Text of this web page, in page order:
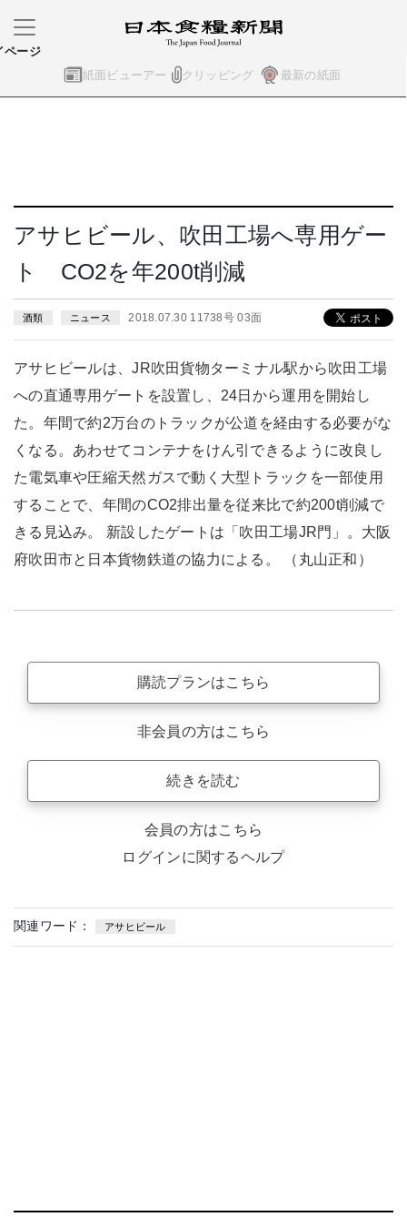
紙面ビューアー クリッピング 最新の紙面
ページ
アサヒビール、吹田工場へ専用ゲー
ト CO2を年200t削減
酒類 ニュース 2018.07.30 11738号 03面
アサヒビールは、JR吹田貨物ターミナル駅から吹田工場
への直通専用ゲートを設置し、24日から運用を開始し
た。年間で約2万台のトラックが公道を経由する必要がな
くなる。あわせてコンテナをけん引できるように改良し
た電気車や圧縮天然ガスで動く大型トラックを一部使用
することで、年間のCO2排出量を従来比で約200t削減で
きる見込み。 新設したゲートは「吹田工場JR門」。大阪
府吹田市と日本貨物鉄道の協力による。 （丸山正和）
購読プランはこちら
非会員の方はこちら
続きを読む
会員の方はこちら
ログインに関するヘルプ
関連ワード： アサヒビール